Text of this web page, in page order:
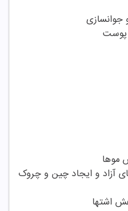
پوست
موها
آزاد و ایجاد چین و چروک
اشتها